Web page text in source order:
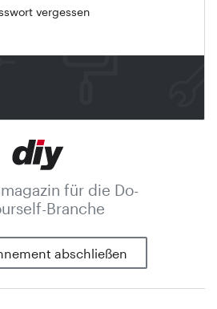
vergessen
für die Do-
Branche
abschließen